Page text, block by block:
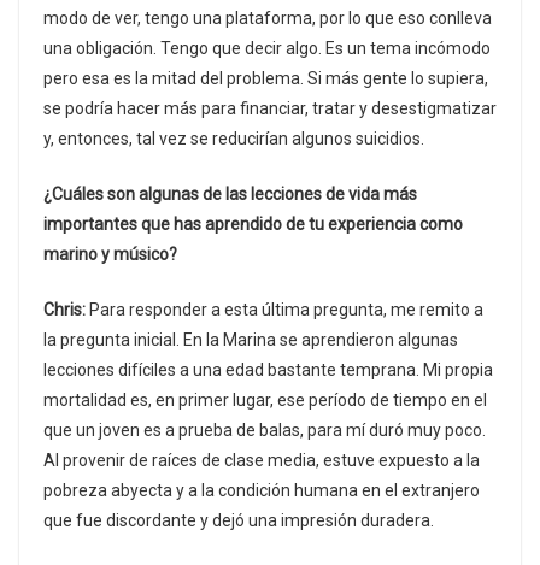
modo de ver, tengo una plataforma, por lo que eso conlleva
una obligación. Tengo que decir algo. Es un tema incómodo
pero esa es la mitad del problema. Si más gente lo supiera,
se podría hacer más para financiar, tratar y desestigmatizar
y, entonces, tal vez se reducirían algunos suicidios.
¿Cuáles son algunas de las lecciones de vida más
importantes que has aprendido de tu experiencia como
marino y músico?
Chris: Para responder a esta última pregunta, me remito a
la pregunta inicial. En la Marina se aprendieron algunas
lecciones difíciles a una edad bastante temprana. Mi propia
mortalidad es, en primer lugar, ese período de tiempo en el
que un joven es a prueba de balas, para mí duró muy poco.
Al provenir de raíces de clase media, estuve expuesto a la
pobreza abyecta y a la condición humana en el extranjero
que fue discordante y dejó una impresión duradera.